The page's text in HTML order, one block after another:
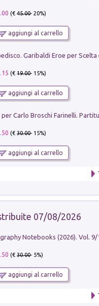
(€45.00- 20%)
aggiungi al carrello
(€19.00- 15%)
aggiungi al carrello
(€30.00- 15%)
aggiungi al carrello
07/08/2026
(€30.00- 5%)
aggiungi al carrello